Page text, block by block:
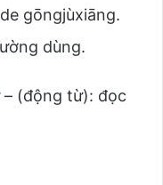
gōngjùxiāng.
dùng.
– (động từ): đọc